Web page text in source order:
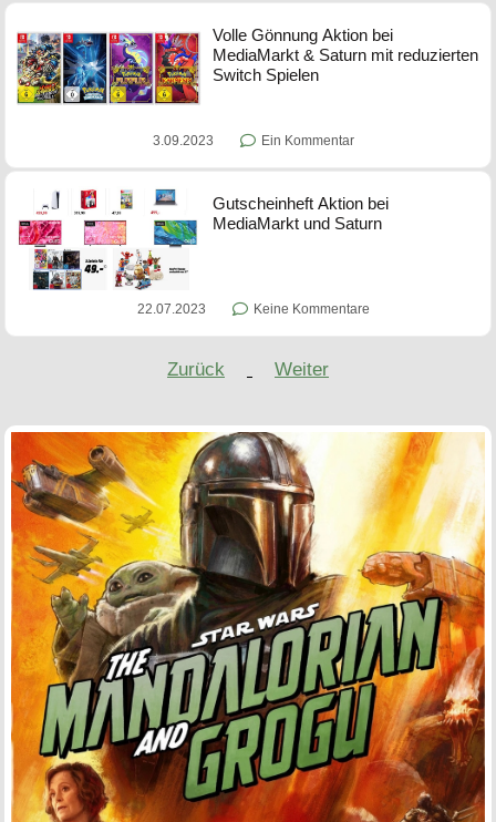
Volle Gönnung Aktion bei
MediaMarkt & Saturn mit reduzierten
Switch Spielen
3.09.2023 Ein Kommentar
Gutscheinheft Aktion bei
MediaMarkt und Saturn
22.07.2023 Keine Kommentare
Zurück Weiter